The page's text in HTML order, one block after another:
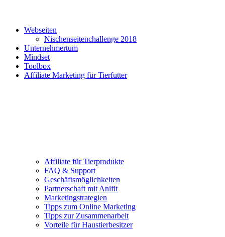
Webseiten
Nischenseitenchallenge 2018
Unternehmertum
Mindset
Toolbox
Affiliate Marketing für Tierfutter
Affiliate für Tierprodukte
FAQ & Support
Geschäftsmöglichkeiten
Partnerschaft mit Anifit
Marketingstrategien
Tipps zum Online Marketing
Tipps zur Zusammenarbeit
Vorteile für Haustierbesitzer